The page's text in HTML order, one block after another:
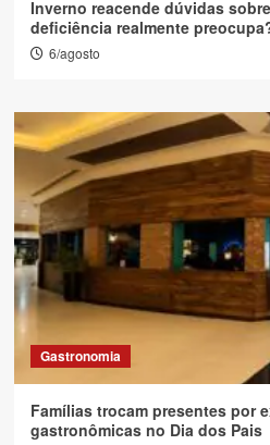
Inverno reacende dúvidas
deficiência realmente
6/agosto
Gastronomia
Famílias trocam presentes por
gastronômicas no Dia dos Pais